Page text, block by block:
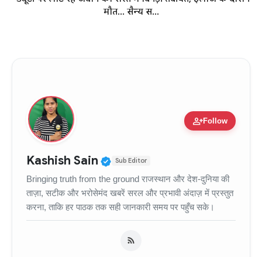
मौत... सैन्य स...
person_addFollow
Kashish Sain Verified Public Figure •
Sub Editor
Bringing truth from the ground राजस्थान और देश-दुनिया की
ताज़ा, सटीक और भरोसेमंद खबरें सरल और प्रभावी अंदाज़ में प्रस्तुत
करना, ताकि हर पाठक तक सही जानकारी समय पर पहुँच सके।